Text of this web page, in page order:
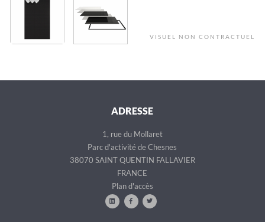
VISUEL NON CONTRACTUEL
ADRESSE
1, rue du Mollaret
Parc d'activité de Chesnes
38070 SAINT QUENTIN FALLAVIER
FRANCE
Plan d'accès